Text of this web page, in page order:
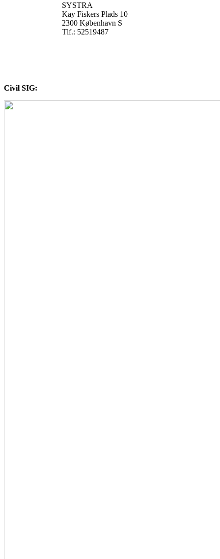
SYSTRA
Kay Fiskers Plads 10
2300 København S
Tlf.: 52519487
Civil SIG: